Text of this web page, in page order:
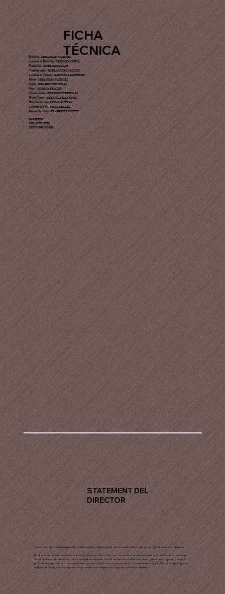
FICHA
TÉCNICA
Dirección - SEBASTIÁN VÁZQUEZ
Asistente de Dirección-VERÓNICA CUEVA
Producción-ITZEL BALTAZAR
Cinefotografía-KARLA LUCIA PAQUINI
Asistente de Cámara -GABRIELA MARTÍNEZ
Editor- SEBASTIÁN VÁZQUEZ
Gaffer-RICARDO PEÑUELAS​
Grip-VANESSA PICAZZO
Sonido Directo-ERICK MONTERROSAS
Diseño Sonoro-GABRIELA MARTÍNEZ
Dirección de Arte-LUNA LAUREAN
Asistente de Arte-JESÚS TELLEZ
Behind the Scenes-VLADIMIR VÁZQUEZ
TALENTO
MELANIE MIEL
LEONARDO SOLÍS
Las texturas, los elementos en pantalla y las fotografías juegan un papel clave en una historia que para mí, no se podía contar de otra manera.
Mi objetivo era plasmar la sensación de ausencia, la pieza que falta y con la que uno no siente que pueda continuar; la pérdida de una persona que
hace que la vida se sienta completa, trae un desequiibrio emocional del cual muchas veces es difícil recuperarse, pero vaya que se puede, y al igual
que la canción, quise darle un tono esperanzador, porque el duelo no es un proceso lineal, es una montaña rusa, y al final, nuestra protagonista
no supera su duelo, pero sí es consciente de que sanará con el tiempo y eso es algo muy poderoso también.
STATEMENT DEL
DIRECTOR